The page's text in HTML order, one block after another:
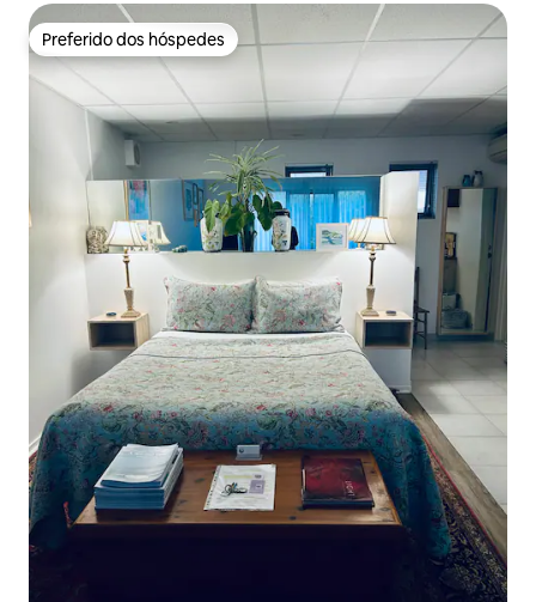
Preferido dos hóspedes
Preferido dos hóspedes